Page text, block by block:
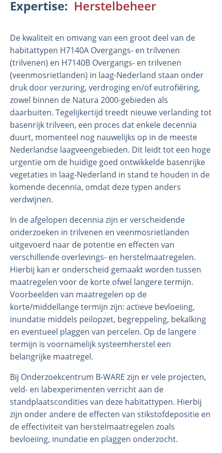
Organisatie
Medewerkers
Laboratorium
Veld- en laboratoriumexperimenten
Veldwerkzaamheden
Expertise Herstelbeheer
De kwaliteit en omvang van een groot deel van de
habitattypen H7140A Overgangs- en trilvenen
(trilvenen) en H7140B Overgangs- en trilvenen
(veenmosrietlanden) in laag-Nederland staan onder
druk door verzuring, verdroging en/of eutrofiëring,
zowel binnen de Natura 2000-gebieden als
daarbuiten. Tegelijkertijd treedt nieuwe verlanding tot
basenrijk trilveen, een proces dat enkele decennia
duurt, momenteel nog nauwelijks op in de meeste
Nederlandse laagveengebieden. Dit leidt tot een hoge
urgentie om de huidige goed ontwikkelde basenrijke
vegetaties in laag-Nederland in stand te houden in de
komende decennia, omdat deze typen anders
verdwijnen.
In de afgelopen decennia zijn er verscheidende
onderzoeken in trilvenen en veenmosrietlanden
uitgevoerd naar de potentie en effecten van
verschillende overlevings- en herstelmaatregelen.
Hierbij kan er onderscheid gemaakt worden tussen
maatregelen voor de korte ofwel langere termijn.
Voorbeelden van maatregelen op de
korte/middellange termijn zijn: actieve bevloeiing,
inundatie middels peilopzet, begreppeling, bekalking
en eventueel plaggen van percelen. Op de langere
termijn is voornamelijk systeemherstel een
belangrijke maatregel.
Bij Onderzoekcentrum B-WARE zijn er vele projecten,
veld- en labexperimenten verricht aan de
standplaatscondities van deze habitattypen. Hierbij
zijn onder andere de effecten van stikstofdepositie en
de effectiviteit van herstelmaatregelen zoals
bevloeiing, inundatie en plaggen onderzocht.